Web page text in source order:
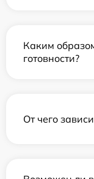
Каким
готовности?
От чего